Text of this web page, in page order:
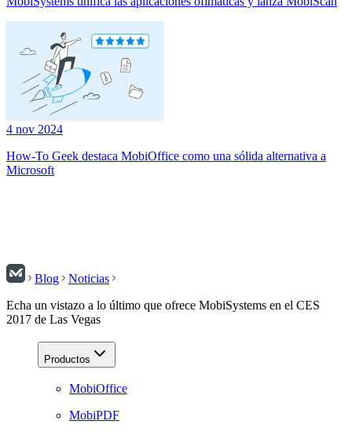
4 nov 2024
How-To Geek destaca MobiOffice como una sólida alternativa a
Microsoft
Blog
Noticias
Echa un vistazo a lo último que ofrece MobiSystems en el CES
2017 de Las Vegas
Productos
MobiOffice
MobiPDF